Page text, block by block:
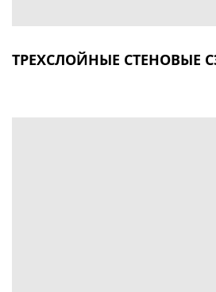
ТРЕХСЛОЙНЫЕ СТЕНОВЫЕ